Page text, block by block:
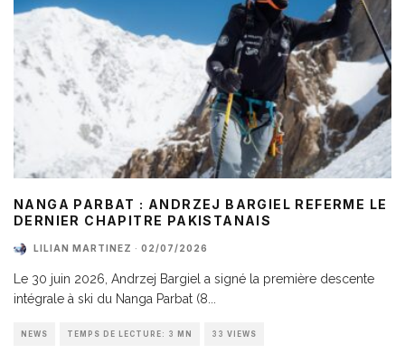
NANGA PARBAT : ANDRZEJ BARGIEL REFERME LE
DERNIER CHAPITRE PAKISTANAIS
LILIAN MARTINEZ · 02/07/2026
Le 30 juin 2026, Andrzej Bargiel a signé la première descente
intégrale à ski du Nanga Parbat (8
NEWS TEMPS DE LECTURE: 3 MN 33 VIEWS